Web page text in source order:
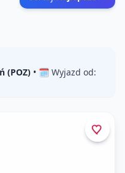
(POZ) • 🗓️ Wyjazd od: